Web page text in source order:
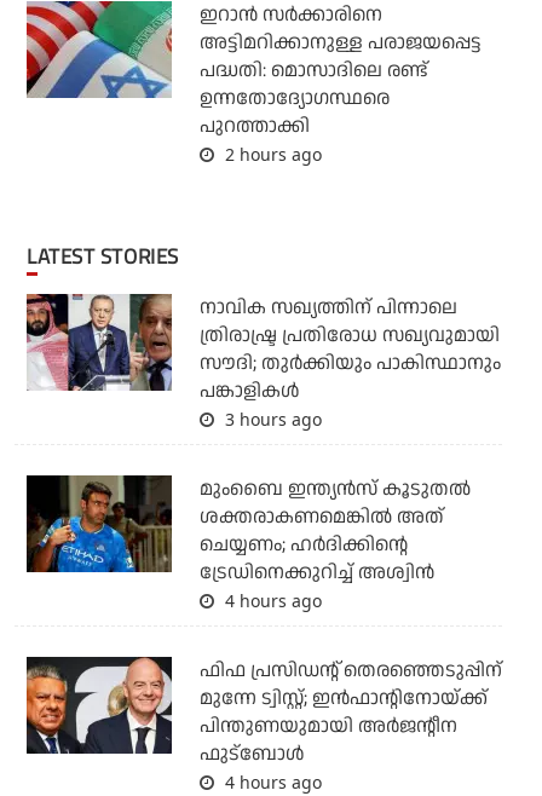
ഇറാന്‍ സര്‍ക്കാരിനെ
അട്ടിമറിക്കാനുള്ള പരാജയപ്പെട്ട
പദ്ധതി: മൊസാദിലെ രണ്ട്
ഉന്നതോദ്യോഗസ്ഥരെ
പുറത്താക്കി
2 hours ago
LATEST STORIES
നാവിക സഖ്യത്തിന് പിന്നാലെ
ത്രിരാഷ്ട്ര പ്രതിരോധ സഖ്യവുമായി
സൗദി; തുര്‍ക്കിയും പാകിസ്ഥാനും
പങ്കാളികള്‍
3 hours ago
മുംബൈ ഇന്ത്യന്‍സ് കൂടുതല്‍
ശക്തരാകണമെങ്കില്‍ അത്
ചെയ്യണം; ഹര്‍ദിക്കിന്റെ
ട്രേഡിനെക്കുറിച്ച് അശ്വിന്‍
4 hours ago
ഫിഫ പ്രസിഡന്റ് തെരഞ്ഞെടുപ്പിന്
മുന്നേ ട്വിസ്റ്റ്; ഇന്‍ഫാന്റിനോയ്ക്ക്
പിന്തുണയുമായി അര്‍ജന്റീന
ഫുട്‌ബോള്‍
4 hours ago